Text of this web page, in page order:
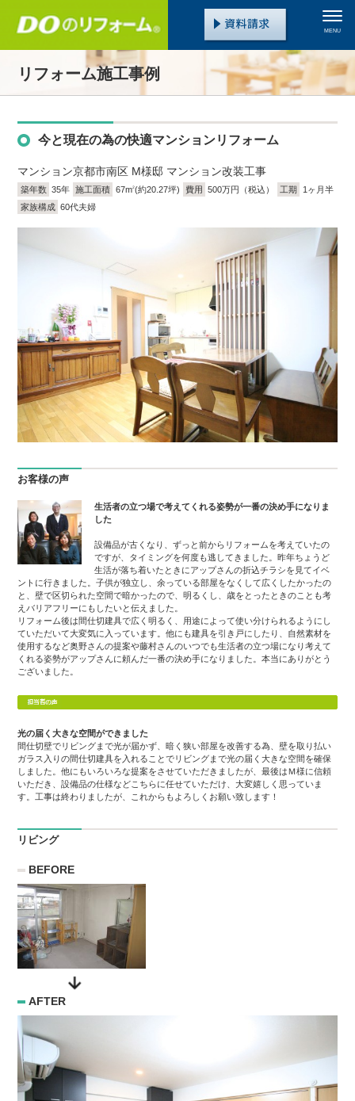
MENU
リフォーム施工事例
今と現在の為の快適マンションリフォーム
マンション京都市南区 M様邸 マンション改装工事
築年数 35年 施工面積 67m2(約20.27坪) 費用 500万円（税込） 工期
1ヶ月半
家族構成 60代夫婦
お客様の声
生活者の立つ場で考えてくれる姿勢が一番の決め手になりま
した
設備品が古くなり、ずっと前からリフォームを考えていたの
ですが、タイミングを何度も逃してきました。昨年ちょうど
生活が落ち着いたときにアップさんの折込チラシを見てイベ
ントに行きました。子供が独立し、余っている部屋をなくして広くしたかったの
と、壁で区切られた空間で暗かったので、明るくし、歳をとったときのことも考
えバリアフリーにもしたいと伝えました。
リフォーム後は間仕切建具で広く明るく、用途によって使い分けられるようにし
ていただいて大変気に入っています。他にも建具を引き戸にしたり、自然素材を
使用するなど奥野さんの提案や藤村さんのいつでも生活者の立つ場になり考えて
くれる姿勢がアップさんに頼んだ一番の決め手になりました。本当にありがとう
ございました。
光の届く大きな空間ができました
間仕切壁でリビングまで光が届かず、暗く狭い部屋を改善する為、壁を取り払い
ガラス入りの間仕切建具を入れることでリビングまで光の届く大きな空間を確保
しました。他にもいろいろな提案をさせていただきましたが、最後はＭ様に信頼
いただき、設備品の仕様などこちらに任せていただけ、大変嬉しく思っていま
す。工事は終わりましたが、これからもよろしくお願い致します！
リビング
BEFORE
AFTER